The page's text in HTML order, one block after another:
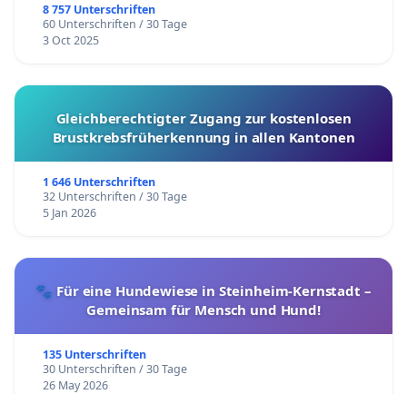
8 757 Unterschriften
60 Unterschriften / 30 Tage
3 Oct 2025
Gleichberechtigter Zugang zur kostenlosen
Brustkrebsfrüherkennung in allen Kantonen
1 646 Unterschriften
32 Unterschriften / 30 Tage
5 Jan 2026
🐾 Für eine Hundewiese in Steinheim-Kernstadt –
Gemeinsam für Mensch und Hund!
135 Unterschriften
30 Unterschriften / 30 Tage
26 May 2026